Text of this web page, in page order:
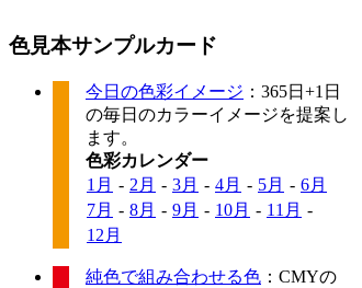
色見本サンプルカード
今日の色彩イメージ ：365日+1日
の毎日のカラーイメージを提案し
ます。
色彩カレンダー
1月 - 2月 - 3月 - 4月 - 5月 - 6月
7月 - 8月 - 9月 - 10月 - 11月 -
12月
純色で組み合わせる色 ：CMYの